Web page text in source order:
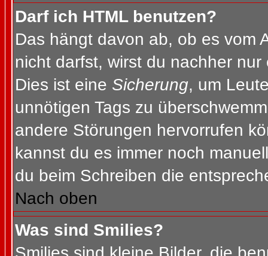
Darf ich HTML benutzen?
Das hängt davon ab, ob es vom
nicht darfst, wirst du nachher
Dies ist eine Sicherung, um
unnötigen Tags zu
andere Störungen hervorrufen
kannst du es immer noch
du beim Schreiben die
Nach oben
Was sind Smilies?